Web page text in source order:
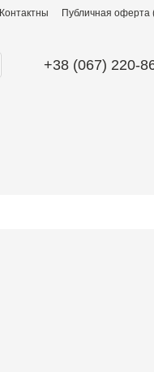
Контактны Публичная оферта
+38 (067) 220-